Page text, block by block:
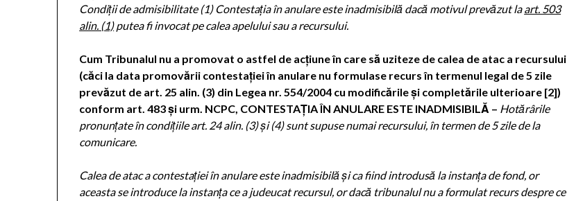
Condiții de admisibilitate (1) Contestația în anulare este inadmisibilă dacă motivul prevăzut laart. 503
alin. (1)putea fiinvocat pe calea apelului sau a recursului.
Cum Tribunalul nu a promovat o astfel de acțiune în care să uziteze de calea de atac a recursului
(căci la data promovării contestației în anulare nu formulase recurs în termenul legal de 5 zile
prevăzut de art. 25 alin. (3) din Legea nr. 554/2004 cu modificările și completările ulterioare [2])
conform art. 483 și urm. NCPC, CONTESTAȚIA ÎN ANULARE ESTE INADMISIBILĂ – Hotărârile
pronunțate în condițiileart. 24 alin. (3)și(4)sunt supuse numai recursului, în termen de 5 zile de la
comunicare.
Calea de atac a contestației în anulare este inadmisibilă și ca fiind introdusă la instanța de fond, or
aceasta se introduce la instanța ce a judeucat recursul, or dacă tribunalul nu a formulat recurs despre ce